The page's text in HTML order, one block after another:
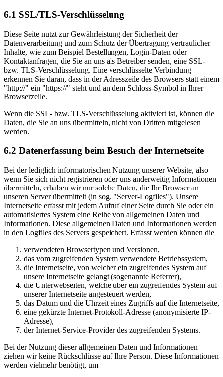
6.1 SSL/TLS-Verschlüsselung
Diese Seite nutzt zur Gewährleistung der Sicherheit der
Datenverarbeitung und zum Schutz der Übertragung vertraulicher
Inhalte, wie zum Beispiel Bestellungen, Login-Daten oder
Kontaktanfragen, die Sie an uns als Betreiber senden, eine SSL-
bzw. TLS-Verschlüsselung. Eine verschlüsselte Verbindung
erkennen Sie daran, dass in der Adresszeile des Browsers statt einem
"http://" ein "https://" steht und an dem Schloss-Symbol in Ihrer
Browserzeile.
Wenn die SSL- bzw. TLS-Verschlüsselung aktiviert ist, können die
Daten, die Sie an uns übermitteln, nicht von Dritten mitgelesen
werden.
6.2 Datenerfassung beim Besuch der Internetseite
Bei der lediglich informatorischen Nutzung unserer Website, also
wenn Sie sich nicht registrieren oder uns anderweitig Informationen
übermitteln, erhaben wir nur solche Daten, die Ihr Browser an
unseren Server übermittelt (in sog. "Server-Logfiles"). Unsere
Internetseite erfasst mit jedem Aufruf einer Seite durch Sie oder ein
automatisiertes System eine Reihe von allgemeinen Daten und
Informationen. Diese allgemeinen Daten und Informationen werden
in den Logfiles des Servers gespeichert. Erfasst werden können die
verwendeten Browsertypen und Versionen,
das vom zugreifenden System verwendete Betriebssystem,
die Internetseite, von welcher ein zugreifendes System auf
unsere Internetseite gelangt (sogenannte Referrer),
die Unterwebseiten, welche über ein zugreifendes System auf
unserer Internetseite angesteuert werden,
das Datum und die Uhrzeit eines Zugriffs auf die Internetseite,
eine gekürzte Internet-Protokoll-Adresse (anonymisierte IP-
Adresse),
der Internet-Service-Provider des zugreifenden Systems.
Bei der Nutzung dieser allgemeinen Daten und Informationen
ziehen wir keine Rückschlüsse auf Ihre Person. Diese Informationen
werden vielmehr benötigt, um